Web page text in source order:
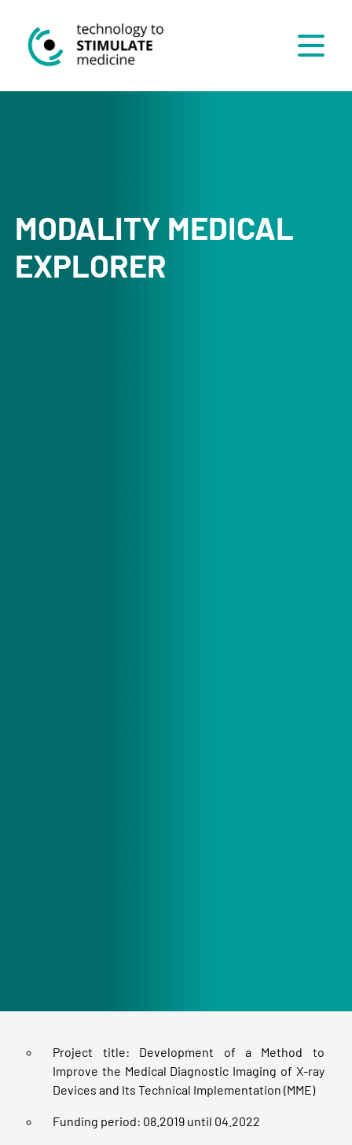
Menü
MODALITY MEDICAL
EXPLORER
Project title: Development of a Method to
Improve the Medical Diagnostic Imaging of X-ray
Devices and Its Technical Implementation (MME)
Funding period: 08.2019 until 04.2022